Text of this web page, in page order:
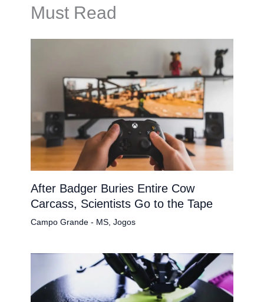
Must Read
After Badger Buries Entire Cow
Carcass, Scientists Go to the Tape
Campo Grande - MS, Jogos